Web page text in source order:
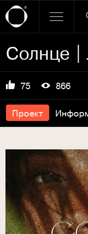
Солнце |
75 866
Проект